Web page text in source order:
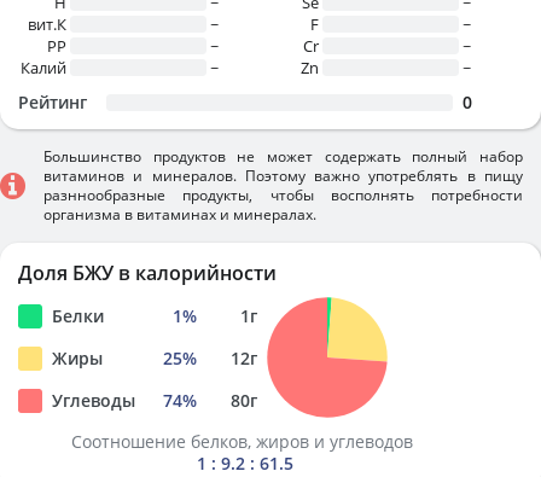
вит.К
~
PP
~
Калий
~
F
~
Cr
~
Zn
~
Рейтинг 0
Большинство продуктов не может содержать полный набор
витаминов и минералов. Поэтому важно употреблять в пищу
разннообразные продукты, чтобы восполнять потребности
организма в витаминах и минералах.
Доля БЖУ в калорийности
Белки 1% 1г
Жиры
25% 12г
Углеводы
74% 80г
Соотношение белков, жиров и углеводов
1 : 9.2 : 61.5